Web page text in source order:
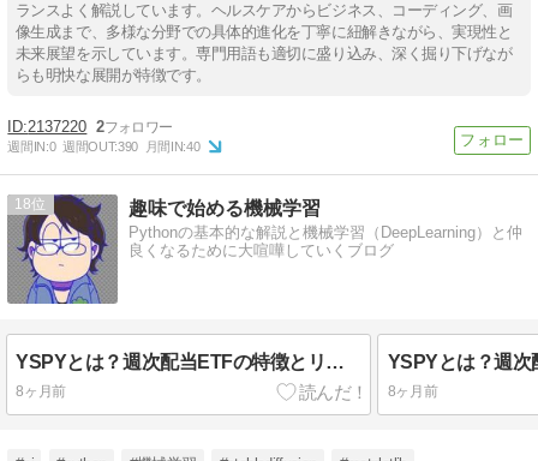
ランスよく解説しています。ヘルスケアからビジネス、コーディング、画
像生成まで、多様な分野での具体的進化を丁寧に紐解きながら、実現性と
未来展望を示しています。専門用語も適切に盛り込み、深く掘り下げなが
らも明快な展開が特徴です。
2137220 2
週間IN:0 週間OUT:390 月間IN:40
18 趣味で始める機械学習
Pythonの基本的な解説と機械学習（DeepLearning）と仲
良くなるために大喧嘩していくブログ
YSPYとは？週次配当ETFの特徴とリスクを徹底解説
8ヶ月前 8ヶ月前